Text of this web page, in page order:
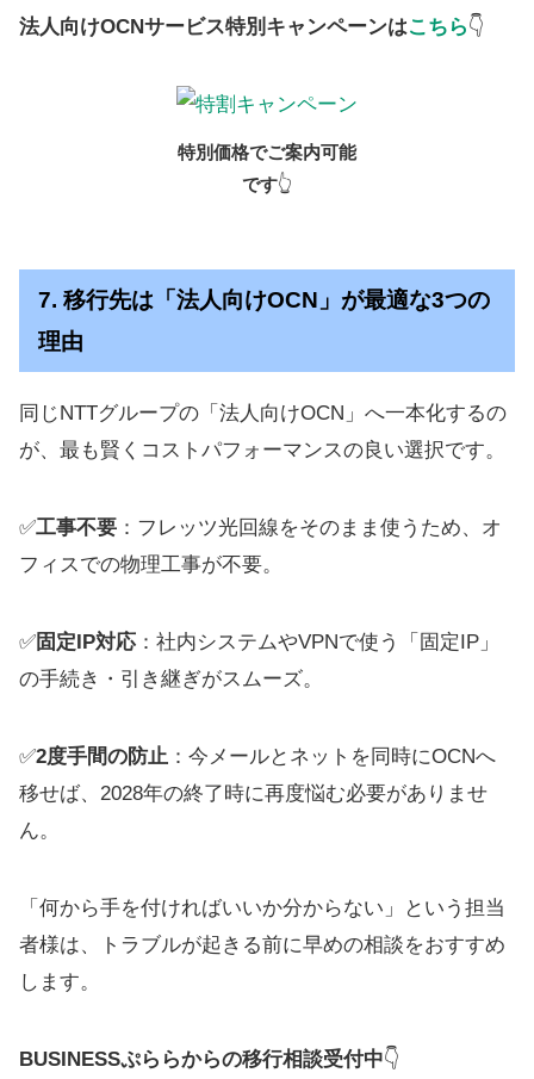
法人向けOCNサービス特別キャンペーンはこちら👇
特別価格でご案内可能
です👆
7. 移行先は「法人向けOCN」が最適な3つの
理由
同じNTTグループの「法人向けOCN」へ一本化するの
が、最も賢くコストパフォーマンスの良い選択です。
✅工事不要 ：フレッツ光回線をそのまま使うため、オ
フィスでの物理工事が不要。
✅固定IP対応 ：社内システムやVPNで使う「固定IP」
の手続き・引き継ぎがスムーズ。
✅2度手間の防止 ：今メールとネットを同時にOCNへ
移せば、2028年の終了時に再度悩む必要がありませ
ん。
「何から手を付ければいいか分からない」という担当
者様は、トラブルが起きる前に早めの相談をおすすめ
します。
BUSINESSぷららからの移行相談受付中👇